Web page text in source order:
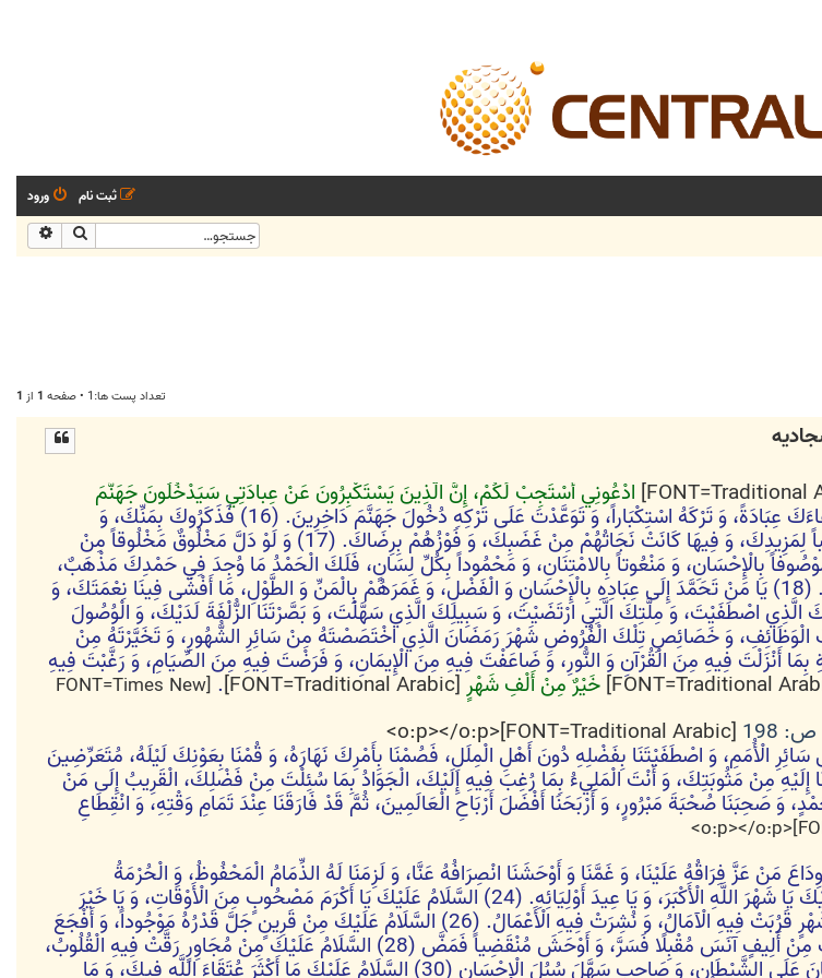
ورود
ثبت نام
جستجو
تعداد پست ها:1 • صفحه 1 از 1
ادْعُونِي أَسْتَجِبْ لَكُمْ، إِنَّ الَّذِينَ يَسْتَكْبِرُونَ عَنْ عِبادَتِي سَيَدْخُلُونَ جَهَنَّمَ
، فَسَمَّيْتَ دُعَاءَكَ عِبَادَةً، وَ تَرْكَهُ اسْتِكْبَاراً، وَ تَوَعَّدْتَ عَلَى تَرْكِهِ دُخُولَ جَهَنَّمَ دَاخِرِينَ. (16) فَذَكَرُوكَ بِمَنِّكَ، وَ
شَكَرُوكَ بِفَضْلِكَ، وَ دَعَوْكَ بِأَمْرِكَ، وَ تَصَدَّقُوا لَكَ طَلَباً لِمَزِيدِكَ، وَ فِيهَا كَانَتْ نَجَاتُهُمْ مِنْ غَضَبِكَ، وَ فَوْزُهُمْ بِرِضَاكَ. (17) وَ لَوْ دَلَّ مَخْلُوقٌ مَخْلُوقاً مِنْ
بِالْإِحْسَانِ، وَ مَنْعُوتاً بِالامْتِنَانِ، وَ مَحْمُوداً بِكُلِّ لِسَانٍ، فَلَكَ الْحَمْدُ مَا وُجِدَ فِي حَمْدِكَ مَذْهَبٌ،
وَ مَا بَقِيَ لِلْحَمْدِ لَفْظٌ تُحْمَدُ بِهِ، وَ مَعْنًى يَنْصَرِفُ إِلَيْهِ. (18) يَا مَنْ تَحَمَّدَ إِلَى عِبَادِهِ بِالْإِحْسَانِ وَ الْفَضْلِ، وَ غَمَرَهُمْ بِالْمَنِّ وَ الطَّوْلِ، مَا أَفْشَى فِينَا نِعْمَتَكَ، وَ
أَخَصَّنَا بِبِرِّكَ! (19) هَدَيْتَنَا لِدِينِكَ الَّذِي اصْطَفَيْتَ، وَ مِلَّتِكَ الَّتِي ارْتَضَيْتَ، وَ سَبِيلِكَ الَّذِي سَهَّلْتَ، وَ بَصَّرْتَنَا الزُّلْفَةَ لَدَيْكَ، وَ الْوُصُولَ
صَفَايَا تِلْكَ الْوَظَائِفِ، وَ خَصَائِصِ تِلْكَ الْفُرُوضِ شَهْرَ رَمَضَانَ الَّذِي اخْتَصَصْتَهُ مِنْ سَائِرِ الشُّهُورِ، وَ تَخَيَّرْتَهُ مِنْ
بِمَا أَنْزَلْتَ فِيهِ مِنَ الْقُرْآنِ وَ النُّورِ، وَ ضَاعَفْتَ فِيهِ مِنَ الْإِيمَانِ، وَ فَرَضْتَ فِيهِ مِنَ الصِّيَامِ، وَ رَغَّبْتَ فِيهِ
خَيْرٌ مِنْ أَلْفِ شَهْرٍ [FONT=Traditional Arabic]
.
[FONT=Times New
198
[FONT=Traditional Arabic]<o:p></o:p>
سَائِرِ الْأُمَمِ، وَ اصْطَفَيْتَنَا بِفَضْلِهِ دُونَ أَهْلِ الْمِلَلِ، فَصُمْنَا بِأَمْرِكَ نَهَارَهُ، وَ قُمْنَا بِعَوْنِكَ لَيْلَهُ، مُتَعَرِّضِينَ
إِلَيْهِ مِنْ مَثُوبَتِكَ، وَ أَنْتَ الْمَلِي‏ءُ بِمَا رُغِبَ فِيهِ إِلَيْكَ، الْجَوَادُ بِمَا سُئِلْتَ مِنْ فَضْلِكَ، الْقَرِيبُ إِلَى مَنْ
مُقَامَ حَمْدٍ، وَ صَحِبَنَا صُحْبَةَ مَبْرُورٍ، وَ أَرْبَحَنَا أَفْضَلَ أَرْبَاحِ الْعَالَمِينَ، ثُمَّ قَدْ فَارَقَنَا عِنْدَ تَمَامِ وَقْتِهِ، وَ انْقِطَاعِ
مَنْ عَزَّ فِرَاقُهُ عَلَيْنَا، وَ غَمَّنَا وَ أَوْحَشَنَا انْصِرَافُهُ عَنَّا، وَ لَزِمَنَا لَهُ الذِّمَامُ الْمَحْفُوظُ، وَ الْحُرْمَةُ
الْمَرْعِيَّةُ، وَ الْحَقُّ الْمَقْضِيُّ، فَنَحْنُ قَائِلُونَ: السَّلَامُ عَلَيْكَ يَا شَهْرَ اللَّهِ الْأَكْبَرَ، وَ يَا عِيدَ أَوْلِيَائِهِ. (24) السَّلَامُ عَلَيْكَ يَا أَكْرَمَ مَصْحُوبٍ مِنَ الْأَوْقَاتِ، وَ يَا خَيْرَ
شَهْرٍ فِي الْأَيَّامِ وَ السَّاعَاتِ. (25) السَّلَامُ عَلَيْكَ مِنْ شَهْرٍ قَرُبَتْ فِيهِ الْآمَالُ، وَ نُشِرَتْ فِيهِ الْأَعْمَالُ. (26) السَّلَامُ عَلَيْكَ مِنْ قَرِينٍ جَلَّ قَدْرُهُ مَوْجُوداً، وَ أَفْجَعَ
فَقْدُهُ مَفْقُوداً، وَ مَرْجُوٍّ آلَمَ فِرَاقُهُ. (27) السَّلَامُ عَلَيْكَ مِنْ أَلِيفٍ آنَسَ مُقْبِلًا فَسَرَّ، وَ أَوْحَشَ مُنْقَضِياً فَمَضَّ (28) السَّلَامُ عَلَيْكَ مِنْ مُجَاوِرٍ رَقَّتْ فِيهِ الْقُلُوبُ،
وَ قَلَّتْ فِيهِ الذُّنُوبُ. (29) السَّلَامُ عَلَيْكَ مِنْ نَاصِرٍ أَعَانَ عَلَى الشَّيْطَانِ، وَ صَاحِبٍ سَهَّلَ سُبُلَ الْإِحْسَانِ (30) السَّلَامُ عَلَيْكَ مَا أَكْثَرَ عُتَقَاءَ اللَّهِ فِيكَ، وَ مَا